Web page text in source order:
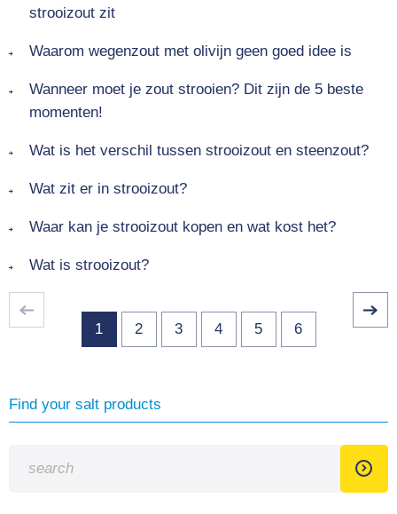
strooizout zit
Waarom wegenzout met olivijn geen goed idee is
Wanneer moet je zout strooien? Dit zijn de 5 beste
momenten!
Wat is het verschil tussen strooizout en steenzout?
Wat zit er in strooizout?
Waar kan je strooizout kopen en wat kost het?
Wat is strooizout?
1 2 3 4 5 6
Find your salt products